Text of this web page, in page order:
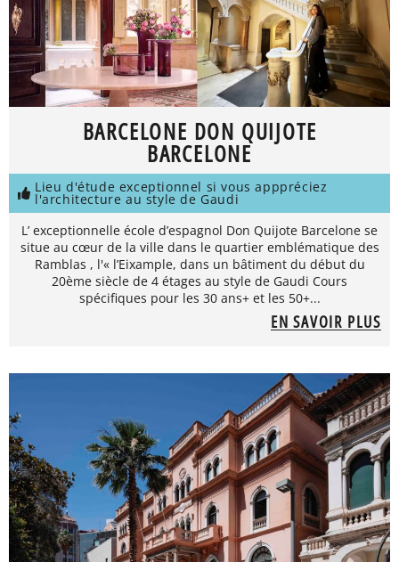
BARCELONE DON QUIJOTE
BARCELONE
Lieu d'étude exceptionnel si vous apppréciez
l'architecture au style de Gaudi
L’ exceptionnelle école d’espagnol Don Quijote Barcelone se
situe au cœur de la ville dans le quartier emblématique des
Ramblas , l'« l’Eixample, dans un bâtiment du début du
20ème siècle de 4 étages au style de Gaudi Cours
spécifiques pour les 30 ans+ et les 50+...
EN SAVOIR PLUS